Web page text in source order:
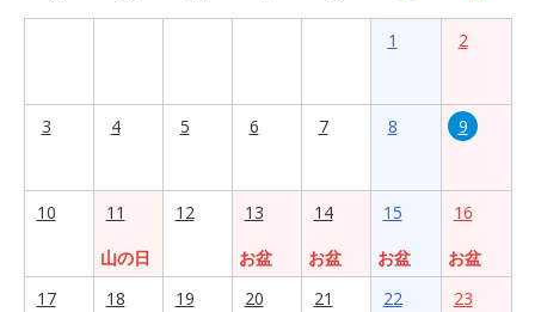
1 2
3 4 5 6 7 8 9
10
11
山の日
12
13
お盆
14
お盆
15
お盆
16
お盆
17
18 19 20 21 22 23